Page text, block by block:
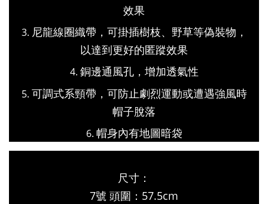
效果
尼龍線圈織帶，可掛插樹枝、野草等偽裝物，
以達到更好的匿蹤效果
銅邊通風孔，增加透氣性
可調式系頸帶，可防止劇烈運動或遭遇強風時
帽子脫落
帽身內有地圖暗袋
尺寸：
7號 頭圍：57.5cm